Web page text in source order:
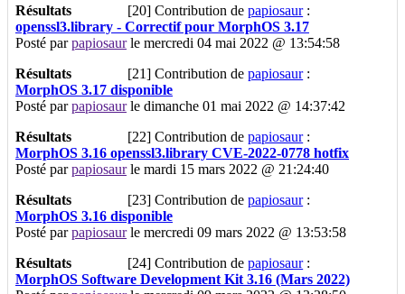
Résultats
[20] Contribution depapiosaur:
openssl3.library - Correctif pour MorphOS 3.17
Posté parpapiosaurle mercredi 04 mai 2022 @ 13:54:58
Résultats
[21] Contribution depapiosaur:
MorphOS 3.17 disponible
Posté parpapiosaurle dimanche 01 mai 2022 @ 14:37:42
Résultats
[22] Contribution depapiosaur:
MorphOS 3.16 openssl3.library CVE-2022-0778 hotfix
Posté parpapiosaurle mardi 15 mars 2022 @ 21:24:40
Résultats
[23] Contribution depapiosaur:
MorphOS 3.16 disponible
Posté parpapiosaurle mercredi 09 mars 2022 @ 13:53:58
Résultats
[24] Contribution depapiosaur:
MorphOS Software Development Kit 3.16 (Mars 2022)